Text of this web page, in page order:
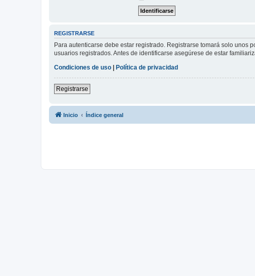
REGISTRARSE
Para autenticarse debe estar registrado. Registrarse tomará solo
usuarios registrados. Antes de identificarse asegúrese de estar
Condiciones de uso
Política de privacidad
Registrarse
Inicio Índice general